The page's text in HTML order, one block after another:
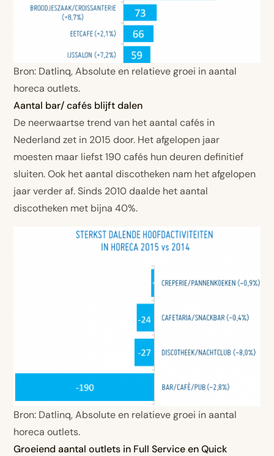
Bron: Datlinq, Absolute en relatieve groei in aantal
horeca outlets.
Aantal bar/ cafés blijft dalen
De neerwaartse trend van het aantal cafés in
Nederland zet in 2015 door. Het afgelopen jaar
moesten maar liefst 190 cafés hun deuren definitief
sluiten. Ook het aantal discotheken nam het afgelopen
jaar verder af. Sinds 2010 daalde het aantal
discotheken met bijna 40%.
Bron: Datlinq, Absolute en relatieve groei in aantal
horeca outlets.
Groeiend aantal outlets in Full Service en Quick